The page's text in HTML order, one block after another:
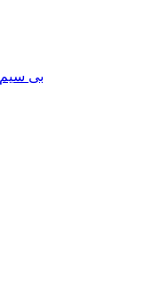
ریموت کنترل , محصول GSM وRF , بی سیم